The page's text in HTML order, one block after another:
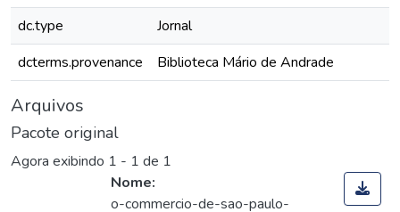
dc.type
Jornal
dcterms.provenance
Biblioteca Mário de Andrade
Arquivos
Pacote original
Agora exibindo 1 - 1 de 1
Nome:
o-commercio-de-sao-paulo-